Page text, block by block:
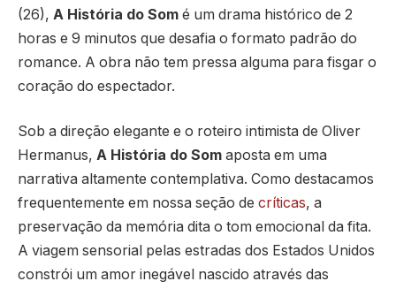
(26), A História do Som é um drama histórico de 2
horas e 9 minutos que desafia o formato padrão do
romance. A obra não tem pressa alguma para fisgar o
coração do espectador.
Sob a direção elegante e o roteiro intimista de Oliver
Hermanus, A História do Som aposta em uma
narrativa altamente contemplativa. Como destacamos
frequentemente em nossa seção de críticas, a
preservação da memória dita o tom emocional da fita.
A viagem sensorial pelas estradas dos Estados Unidos
constrói um amor inegável nascido através das